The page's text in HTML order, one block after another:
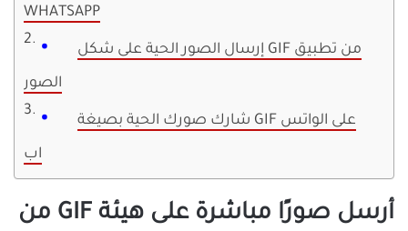
WHATSAPP
إرسال الصور الحية على شكل GIF من تطبيق
الصور
شارك صورك الحية بصيغة GIF على الواتس
اب
أرسل صورًا مباشرة على هيئة GIF من